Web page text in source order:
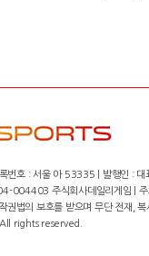
번호 : 서울 아 53335 | 발행인 :
004403 주식회사데일리게임 |
권법의 보호를 받으며 무단 전재, 복
rights reserved.